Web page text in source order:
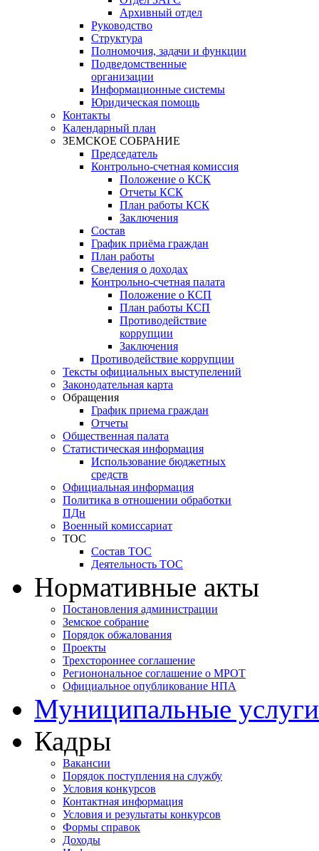
Архивный отдел
Руководство
Структура
Полномочия, задачи и функции
Подведомственные
организации
Информационные системы
Юридическая помощь
Контакты
Календарный план
ЗЕМСКОЕ СОБРАНИЕ
Председатель
Контрольно-счетная комиссия
Положение о КСК
Отчеты КСК
План работы КСК
Заключения
Состав
График приёма граждан
План работы
Сведения о доходах
Контрольно-счетная палата
Положение о КСП
План работы КСП
Противодействие
коррупции
Заключения
Противодействие коррупции
Тексты официальных выступелений
Законодательная карта
Обращения
График приема граждан
Отчеты
Общественная палата
Статистическая информация
Использование бюджетных
средств
Официальная информация
Политика в отношении обработки
ПДн
Военный комиссариат
ТОС
Состав ТОС
Деятельность ТОС
Нормативные акты
Постановления администрации
Земское собрание
Порядок обжалования
Проекты
Трехстороннее соглашение
Регионональное соглашение о МРОТ
Официальное опубликование НПА
Муниципальные услуги
Кадры
Вакансии
Порядок поступления на службу
Условия конкурсов
Контактная информация
Условия и результаты конкурсов
Формы справок
Доходы